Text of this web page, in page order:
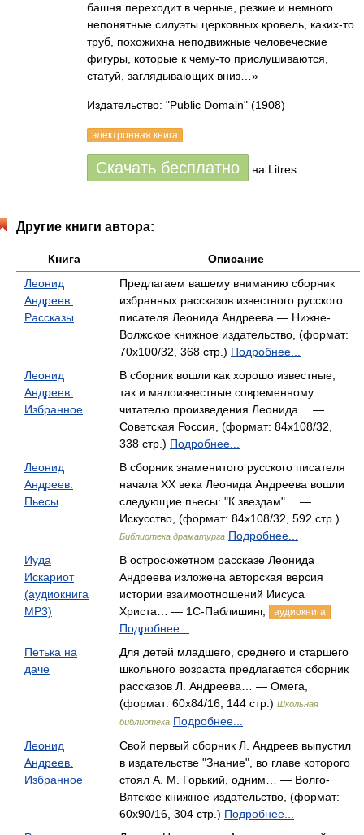
башня переходит в черные, резкие и немного
непонятные силуэты церковных кровель, каких-то
труб, похожихна неподвижные человеческие
фигуры, которые к чему-то прислушиваются,
статуй, заглядывающих вниз…»
Издательство: "Public Domain" (1908)
электронная книга
Скачать бесплатно на Litres
Другие книги автора:
Книга
Описание
Леонид
Андреев.
Рассказы
Предлагаем вашему вниманию сборник
избранных рассказов известного русского
писателя Леонида Андреева — Нижне-
Волжское книжное издательство, (формат:
70x100/32, 368 стр.) Подробнее...
Леонид
Андреев.
Избранное
В сборник вошли как хорошо известные,
так и малоизвестные современному
читателю произведения Леонида… —
Советская Россия, (формат: 84x108/32,
338 стр.) Подробнее...
Леонид
Андреев.
Пьесы
В сборник знаменитого русского писателя
начала XX века Леонида Андреева вошли
следующие пьесы: "К звездам"… —
Искусство, (формат: 84x108/32, 592 стр.)
Библиотека драматурга Подробнее...
Иуда
Искариот
(аудиокнига
MP3)
В остросюжетном рассказе Леонида
Андреева изложена авторская версия
истории взаимоотношений Иисуса
Христа… — 1С-Паблишинг,
аудиокнига
Подробнее...
Петька на
даче
Для детей младшего, среднего и старшего
школьного возраста предлагается сборник
рассказов Л. Андреева… — Омега,
(формат: 60x84/16, 144 стр.) Школьная
библиотека Подробнее...
Леонид
Андреев.
Избранное
Свой первый сборник Л. Андреев выпустил
в издательстве "Знание", во главе которого
стоял А. М. Горький, одним… — Волго-
Вятское книжное издательство, (формат:
60x90/16, 304 стр.) Подробнее...